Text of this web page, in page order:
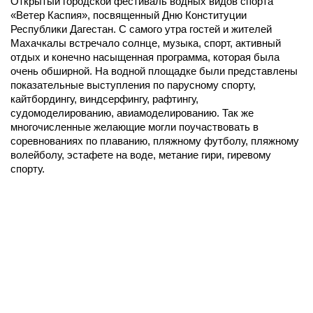
«Ветер Каспия», посвященный Дню Конституции
Республики Дагестан. С самого утра гостей и жителей
Махачкалы встречало солнце, музыка, спорт, активный
отдых и конечно насыщенная программа, которая была
очень обширной. На водной площадке были представлены
показательные выступления по парусному спорту,
кайтбордингу, виндсерфингу, рафтингу,
судомоделированию, авиамоделированию. Так же
многочисленные желающие могли поучаствовать в
соревнованиях по плаванию, пляжному футболу, пляжному
волейболу, эстафете на воде, метание гири, гиревому
спорту.